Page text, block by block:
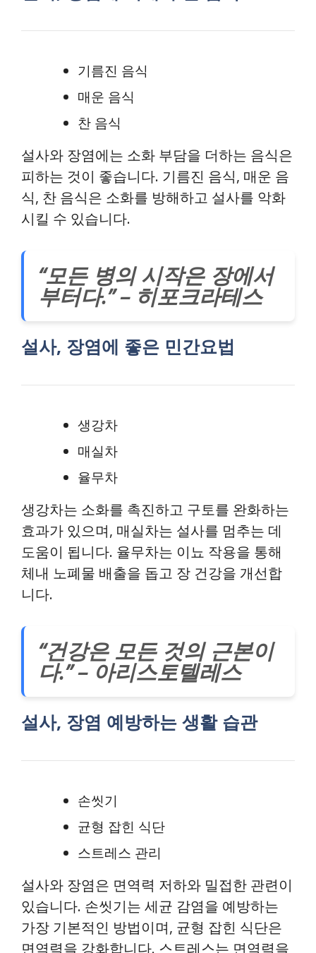
기름진 음식
매운 음식
찬 음식
설사와 장염에는 소화 부담을 더하는 음식은
피하는 것이 좋습니다. 기름진 음식, 매운 음
식, 찬 음식은 소화를 방해하고 설사를 악화
시킬 수 있습니다.
“모든 병의 시작은 장에서
부터다.” – 히포크라테스
설사, 장염에 좋은 민간요법
생강차
매실차
율무차
생강차는 소화를 촉진하고 구토를 완화하는
효과가 있으며, 매실차는 설사를 멈추는 데
도움이 됩니다. 율무차는 이뇨 작용을 통해
체내 노폐물 배출을 돕고 장 건강을 개선합
니다.
“건강은 모든 것의 근본이
다.” – 아리스토텔레스
설사, 장염 예방하는 생활 습관
손씻기
균형 잡힌 식단
스트레스 관리
설사와 장염은 면역력 저하와 밀접한 관련이
있습니다. 손씻기는 세균 감염을 예방하는
가장 기본적인 방법이며, 균형 잡힌 식단은
면역력을 강화합니다. 스트레스는 면역력을